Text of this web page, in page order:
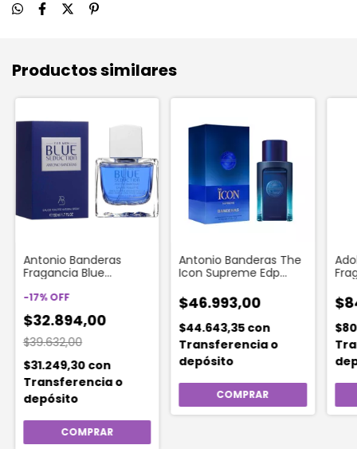
Productos similares
Antonio Banderas
Fragancia Blue
| 50 Ml
-17%OFF
$32.894,00
$39.632,00
$31.249,30 con
Transferencia o
depósito
Antonio Banderas The
Icon Supreme Edp
$46.993,00
$44.643,35con
Transferencia o
depósito